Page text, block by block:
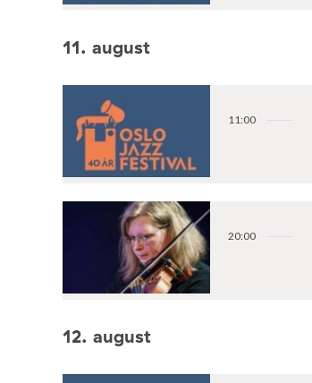
11. august
11:00
20:00
12. august